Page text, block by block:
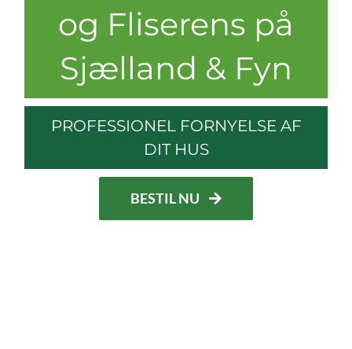
og Fliserens på
Sjælland & Fyn
PROFESSIONEL FORNYELSE AF
DIT HUS
BESTIL NU